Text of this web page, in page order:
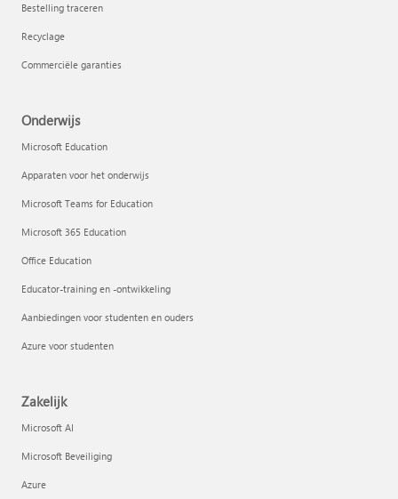
Bestelling traceren
Recyclage
Commerciële garanties
Onderwijs
Microsoft Education
Apparaten voor het onderwijs
Microsoft Teams for Education
Microsoft 365 Education
Office Education
Educator-training en -ontwikkeling
Aanbiedingen voor studenten en ouders
Azure voor studenten
Zakelijk
Microsoft AI
Microsoft Beveiliging
Azure